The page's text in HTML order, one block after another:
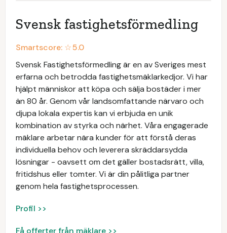
Svensk fastighetsförmedling
Smartscore: ☆5.0
Svensk Fastighetsförmedling är en av Sveriges mest
erfarna och betrodda fastighetsmäklarkedjor. Vi har
hjälpt människor att köpa och sälja bostäder i mer
än 80 år. Genom vår landsomfattande närvaro och
djupa lokala expertis kan vi erbjuda en unik
kombination av styrka och närhet. Våra engagerade
mäklare arbetar nära kunder för att förstå deras
individuella behov och leverera skräddarsydda
lösningar - oavsett om det gäller bostadsrätt, villa,
fritidshus eller tomter. Vi är din pålitliga partner
genom hela fastighetsprocessen.
Profil >>
Få offerter från mäklare >>